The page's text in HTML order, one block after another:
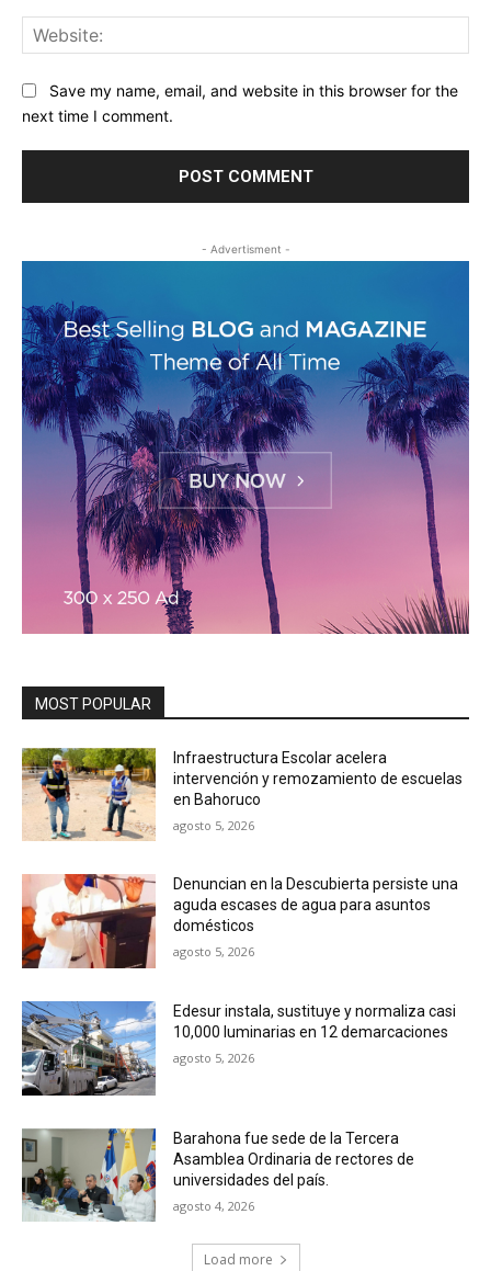
Save my name, email, and website in this browser for the
next time I comment.
- Advertisment -
MOST POPULAR
Infraestructura Escolar acelera
intervención y remozamiento de escuelas
en Bahoruco
agosto 5, 2026
Denuncian en la Descubierta persiste una
aguda escases de agua para asuntos
domésticos
agosto 5, 2026
Edesur instala, sustituye y normaliza casi
10,000 luminarias en 12 demarcaciones
agosto 5, 2026
Barahona fue sede de la Tercera
Asamblea Ordinaria de rectores de
universidades del país.
agosto 4, 2026
Load more